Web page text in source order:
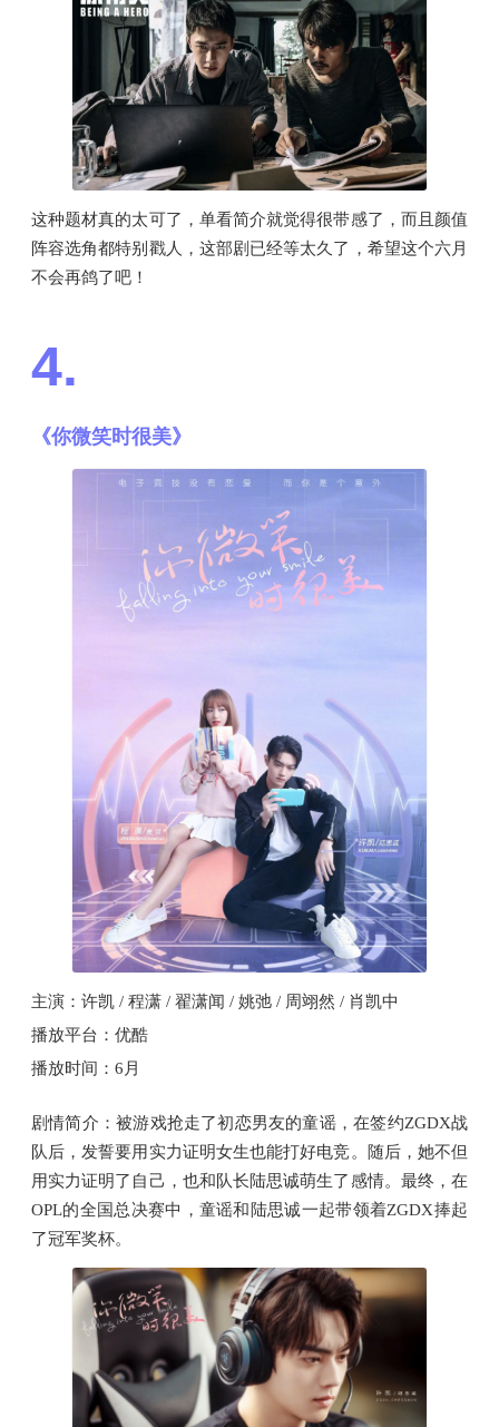
这种题材真的太可了，单看简介就觉得很带感了，而且颜值
阵容选角都特别戳人，这部剧已经等太久了，希望这个六月
不会再鸽了吧！
4.
《你微笑时很美》
主演：许凯 / 程潇 / 翟潇闻 / 姚弛 / 周翊然 / 肖凯中
播放平台：优酷
播放时间：6月
剧情简介：被游戏抢走了初恋男友的童谣，在签约ZGDX战
队后，发誓要用实力证明女生也能打好电竞。随后，她不但
用实力证明了自己，也和队长陆思诚萌生了感情。最终，在
OPL的全国总决赛中，童谣和陆思诚一起带领着ZGDX捧起
了冠军奖杯。